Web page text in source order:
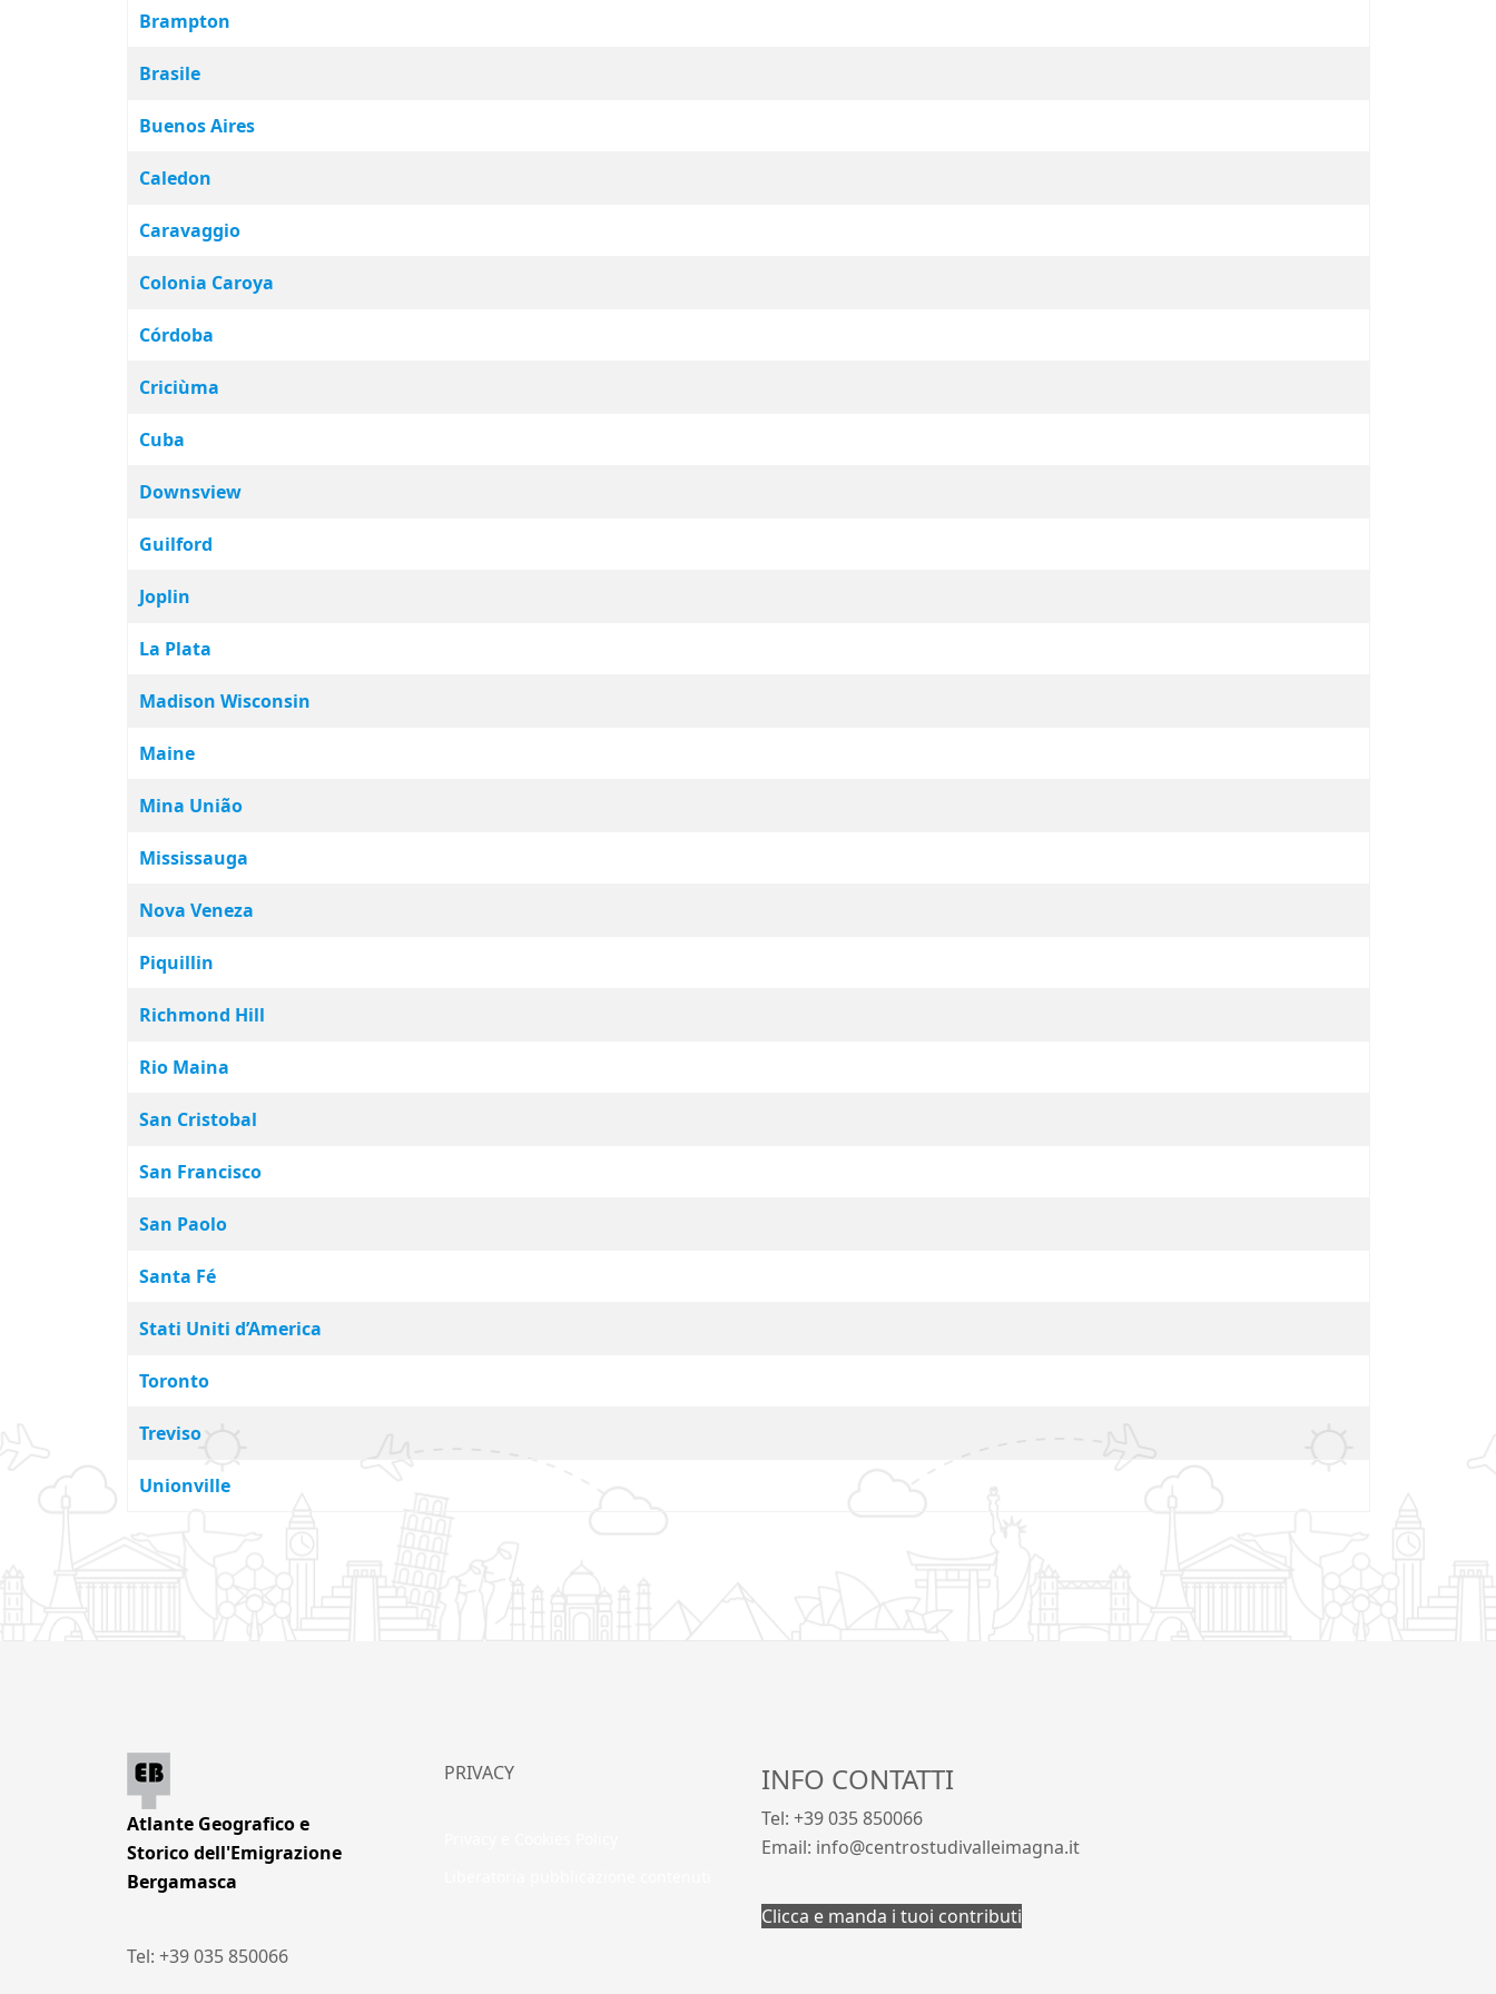
Brampton
Brasile
Buenos Aires
Caledon
Caravaggio
Colonia Caroya
Córdoba
Criciùma
Cuba
Downsview
Guilford
Joplin
La Plata
Madison Wisconsin
Maine
Mina União
Mississauga
Nova Veneza
Piquillin
Richmond Hill
Rio Maina
San Cristobal
San Francisco
San Paolo
Santa Fé
Stati Uniti d’America
Toronto
Treviso
Unionville
Atlante Geografico e
Storico dell'Emigrazione
Bergamasca
Tel: +39 035 850066
PRIVACY INFO CONTATTI
Tel: +39 035 850066
Email: info@centrostudivalleimagna.it
Clicca e manda i tuoi contributi